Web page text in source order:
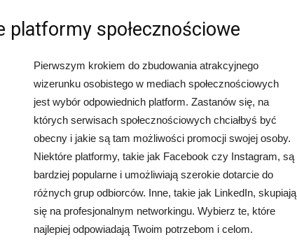
platformy społecznościowe
Pierwszym krokiem do zbudowania atrakcyjnego
wizerunku osobistego w mediach społecznościowych
jest wybór odpowiednich platform. Zastanów się, na
których serwisach społecznościowych chciałbyś być
obecny i jakie są tam możliwości promocji swojej osoby.
Niektóre platformy, takie jak Facebook czy Instagram, są
bardziej popularne i umożliwiają szerokie dotarcie do
różnych grup odbiorców. Inne, takie jak LinkedIn, skupiają
się na profesjonalnym networkingu. Wybierz te, które
najlepiej odpowiadają Twoim potrzebom i celom.